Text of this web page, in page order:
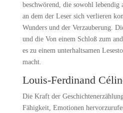
beschwörend, die sowohl lebendig
an dem der Leser sich verlieren
Wunders und der Verzauberung.
und die Von einem Schloß zum
es zu einem unterhaltsamen
macht.
Louis-Ferdinand
Die Kraft der
Fähigkeit, Emotionen